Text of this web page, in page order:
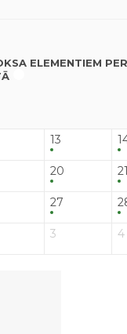
ELEMENTIEM
13
20
27
3 4